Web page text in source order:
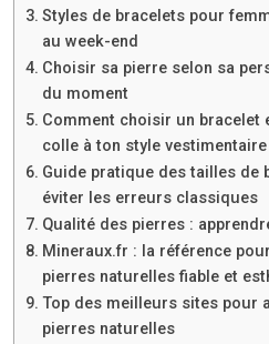
Styles de bracelets pour
au week-end
Choisir sa pierre selon sa
du moment
Comment choisir un bracelet
colle à ton style vestimentaire
Guide pratique des tailles de
éviter les erreurs classiques
Qualité des pierres :
Mineraux.fr : la référence
pierres naturelles fiable et
Top des meilleurs sites pour
pierres naturelles